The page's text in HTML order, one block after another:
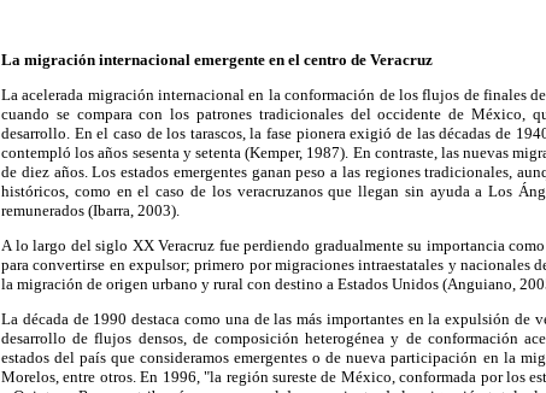
La migración internacional emergente en el centro de Veracruz
La acelerada migración internacional en la conformación de los flujos de finales
cuando se compara con los patrones tradicionales del occidente de México,
desarrollo. En el caso de los tarascos, la fase pionera exigió de las décadas de
contempló los años sesenta y setenta (Kemper, 1987). En contraste, las nuevas
de diez años. Los estados emergentes ganan peso a las regiones tradicionales,
históricos, como en el caso de los veracruzanos que llegan sin ayuda a Los
remunerados (Ibarra, 2003).
A lo largo del siglo XX Veracruz fue perdiendo gradualmente su importancia
para convertirse en expulsor; primero por migraciones intraestatales y nacionales
la migración de origen urbano y rural con destino a Estados Unidos (Anguiano,
La década de 1990 destaca como una de las más importantes en la expulsión de
desarrollo de flujos densos, de composición heterogénea y de conformación
estados del país que consideramos emergentes o de nueva participación en la
Morelos, entre otros. En 1996, "la región sureste de México, conformada por los